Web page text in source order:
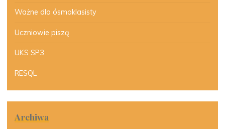
Ważne dla ósmoklasisty
Uczniowie piszą
UKS SP3
RESQL
Archiwa